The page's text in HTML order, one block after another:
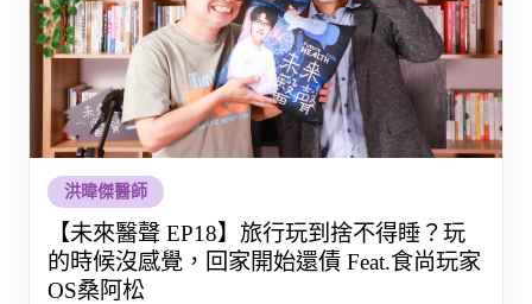
洪暐傑醫師
【未來醫聲 EP18】旅行玩到捨不得睡？玩
的時候沒感覺，回家開始還債 Feat.食尚玩家
OS桑阿松